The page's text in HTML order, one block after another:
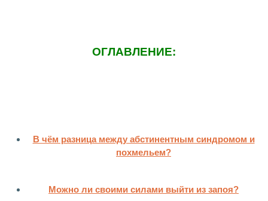
ОГЛАВЛЕНИЕ:
В чём разница между абстинентным синдромом и
похмельем?
Можно ли своими силами выйти из запоя?